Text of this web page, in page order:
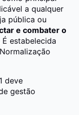
a qualquer
pública ou
e combater o
estabelecida
deve
gestão